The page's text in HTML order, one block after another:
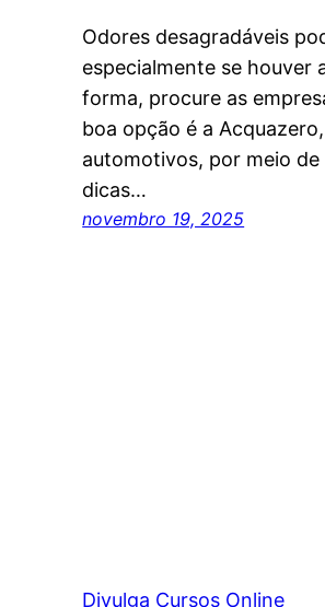
Odores desagradáveis
especialmente se houver
forma, procure as
boa opção é a
automotivos, por meio
dicas…
novembro 19, 2025
Divulga Cursos Online